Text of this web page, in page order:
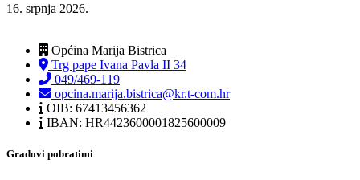
16. srpnja 2026.
Općina Marija Bistrica
Trg pape Ivana Pavla II 34
049/469-119
opcina.marija.bistrica@kr.t-com.hr
OIB: 67413456362
IBAN: HR4423600001825600009
Gradovi pobratimi